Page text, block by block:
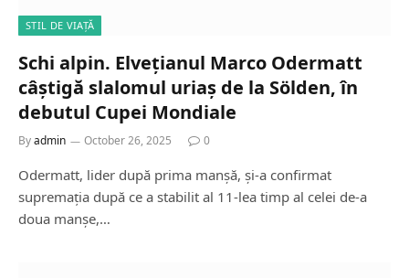
STIL DE VIAȚĂ
Schi alpin. Elvețianul Marco Odermatt
câștigă slalomul uriaș de la Sölden, în
debutul Cupei Mondiale
Byadmin October 26, 2025 0
Odermatt, lider după prima manșă, și-a confirmat
supremația după ce a stabilit al 11-lea timp al celei de-a
doua manșe,…